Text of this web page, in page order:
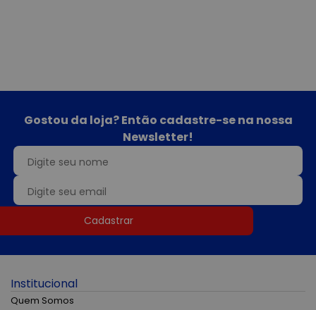
Gostou da loja? Então cadastre-se na nossa
Newsletter!
Cadastrar
Institucional
Quem Somos